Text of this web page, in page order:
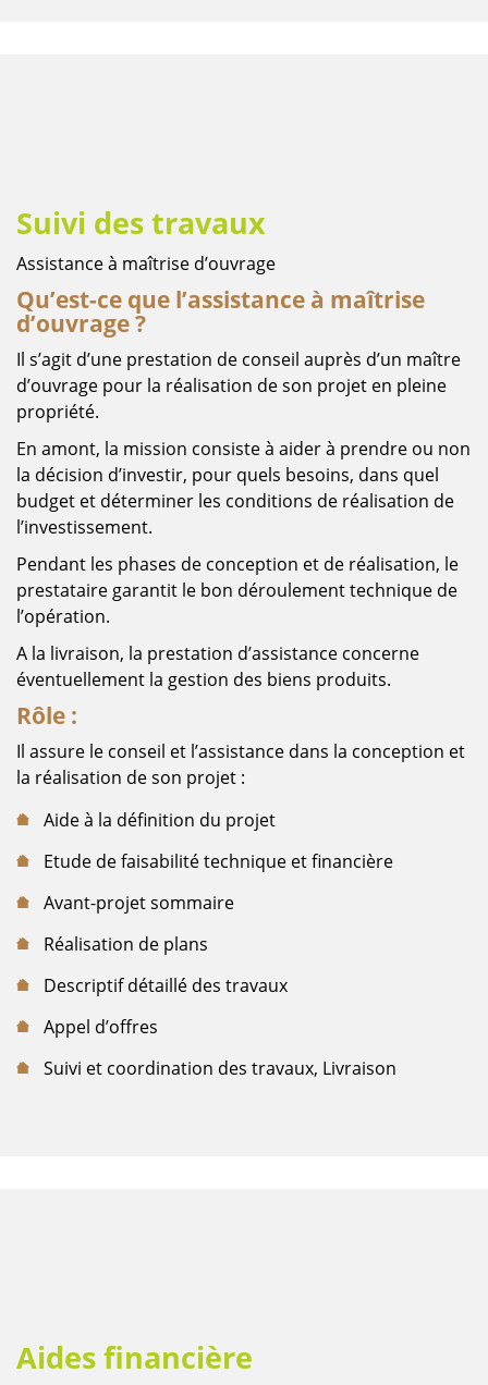
Contenu
Suivi des travaux
Assistance à maîtrise d’ouvrage
Qu’est-ce que l’assistance à maîtrise
d’ouvrage ?
Il s’agit d’une prestation de conseil auprès d’un maître
d’ouvrage pour la réalisation de son projet en pleine
propriété.
En amont, la mission consiste à aider à prendre ou non
la décision d’investir, pour quels besoins, dans quel
budget et déterminer les conditions de réalisation de
l’investissement.
Pendant les phases de conception et de réalisation, le
prestataire garantit le bon déroulement technique de
l’opération.
A la livraison, la prestation d’assistance concerne
éventuellement la gestion des biens produits.
Rôle :
Il assure le conseil et l’assistance dans la conception et
la réalisation de son projet :
Aide à la définition du projet
Etude de faisabilité technique et financière
Avant-projet sommaire
Réalisation de plans
Descriptif détaillé des travaux
Appel d’offres
Suivi et coordination des travaux, Livraison
Contenu
Aides financière